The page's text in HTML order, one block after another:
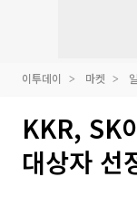
이투데이 마켓
KKR, SK
대상자 선